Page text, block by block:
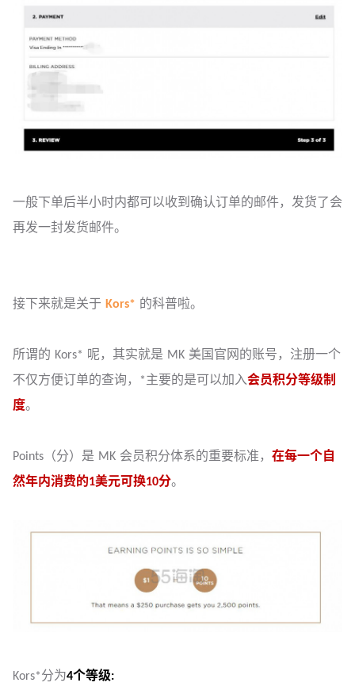
一般下单后半小时内都可以收到确认订单的邮件，发货了会
再发一封发货邮件。
接下来就是关于 Kors* 的科普啦。
所谓的 Kors* 呢，其实就是 MK 美国官网的账号，注册一个
不仅方便订单的查询，*主要的是可以加入会员积分等级制
度。
Points（分）是 MK 会员积分体系的重要标准， 在每一个自
然年内消费的1美元可换10分。
Kors*分为4个等级: